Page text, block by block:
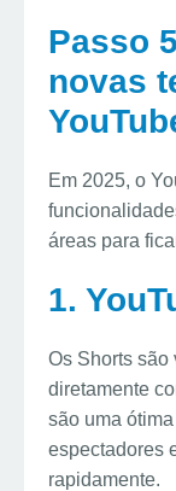
Passo
novas
Em 2025, o
áreas para
1.
Os Shorts são
diretamente
são uma
espectadores
rapidamente.